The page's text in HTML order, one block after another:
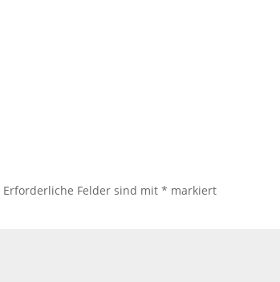
Erforderliche Felder sind mit* markiert